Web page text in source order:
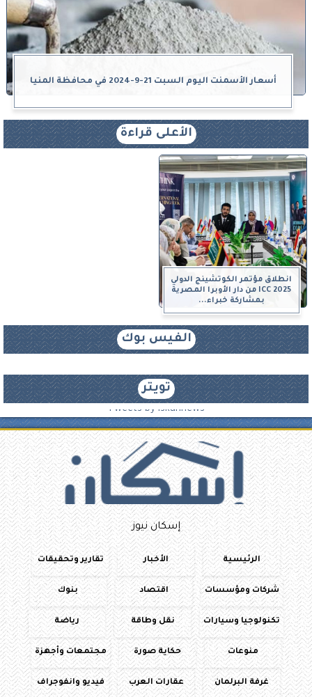
أسعار الأسمنت اليوم السبت 21-9-2024 في محافظة المنيا
الأعلى قراءة
انطلاق مؤتمر الكوتشينج الدولي
ICC 2025 من دار الأوبرا المصرية
بمشاركة خبراء...
الفيس بوك
تويتر
Tweets by iskannews
إسكان نيوز
الرئيسية الأخبار تقارير وتحقيقات
شركات ومؤسسات اقتصاد بنوك
تكنولوجيا وسيارات نقل وطاقة رياضة
منوعات حكاية صورة مجتمعات وأجهزة
غرفة البرلمان عقارات العرب فيديو وانفوجراف